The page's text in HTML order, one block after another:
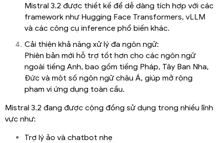
Mistral 3.2 được thiết kế để dễ dàng tích hợp với các
framework như Hugging Face Transformers, vLLM
và các công cụ inference phổ biến khác.
Cải thiện khả năng xử lý đa ngôn ngữ:
Phiên bản mới hỗ trợ tốt hơn cho các ngôn ngữ
ngoài tiếng Anh, bao gồm tiếng Pháp, Tây Ban Nha,
Đức và một số ngôn ngữ châu Á, giúp mở rộng
phạm vi ứng dụng toàn cầu.
Mistral 3.2 đang được cộng đồng sử dụng trong nhiều lĩnh
vực như:
Trợ lý ảo và chatbot nhẹ